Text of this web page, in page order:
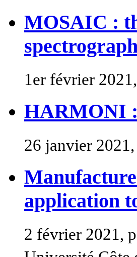
MOSAIC :
1er février
HARMONI
26 janvier
application
2 février 2021,